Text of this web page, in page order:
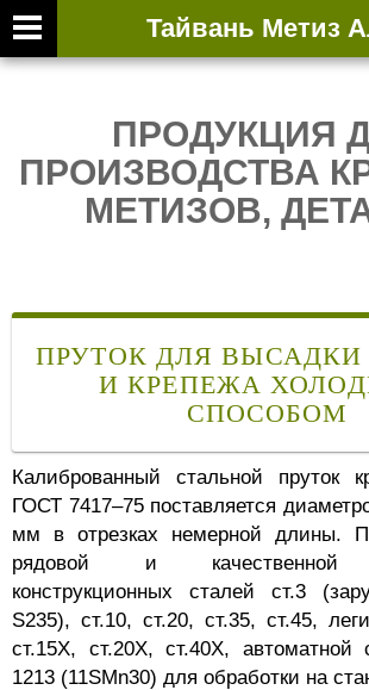
Тайвань Метиз
ПРОДУКЦИЯ
ПРОИЗВОДСТВА
МЕТИЗОВ,
ПРУТОК ДЛЯ ВЫСАДКИ
И КРЕПЕЖА
СПОСОБОМ
Калиброванный стальной пруток
ГОСТ 7417–75 поставляется
мм в отрезках немерной длины.
рядовой и качественной
конструкционных сталей ст.3
S235), ст.10, ст.20, ст.35, ст.45,
ст.15Х, ст.20Х, ст.40Х,
1213 (11SMn30) для обработки на